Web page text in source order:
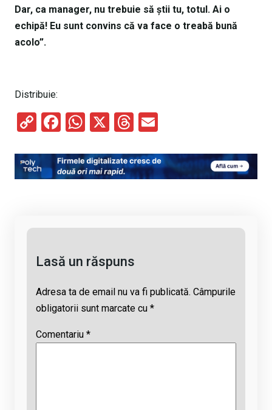
Dar, ca manager, nu trebuie să știi tu, totul. Ai o
echipă! Eu sunt convins că va face o treabă bună
acolo”.
Distribuie:
C
py
Li
F
ce
b
W
at
s
X
T
e
a
ail
Lasă un răspuns
Adresa ta de email nu va fi publicată. Câmpurile
obligatorii sunt marcate cu *
Comentariu *